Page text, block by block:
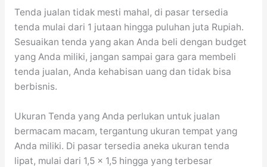
Tenda jualan tidak mesti mahal, di pasar tersedia
tenda mulai dari 1 jutaan hingga puluhan juta Rupiah.
Sesuaikan tenda yang akan Anda beli dengan budget
yang Anda miliki, jangan sampai gara gara membeli
tenda jualan, Anda kehabisan uang dan tidak bisa
berbisnis.
Ukuran Tenda yang Anda perlukan untuk jualan
bermacam macam, tergantung ukuran tempat yang
Anda miliki. Di pasar tersedia aneka ukuran tenda
lipat, mulai dari 1,5 x 1,5 hingga yang terbesar